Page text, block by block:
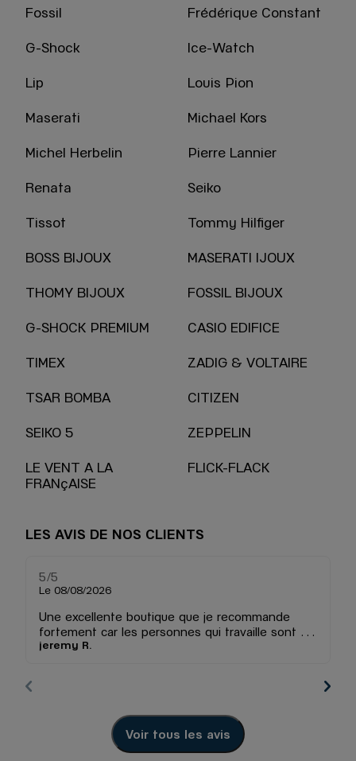
Fossil Frédérique Constant
G-Shock Ice-Watch
Lip Louis Pion
Maserati Michael Kors
Michel Herbelin Pierre Lannier
Renata Seiko
Tissot Tommy Hilfiger
BOSS BIJOUX MASERATI IJOUX
THOMY BIJOUX FOSSIL BIJOUX
G-SHOCK PREMIUM CASIO EDIFICE
TIMEX ZADIG & VOLTAIRE
TSAR BOMBA CITIZEN
SEIKO 5 ZEPPELIN
LE VENT A LA
FRANçAISE
FLICK-FLACK
LES AVIS DE NOS CLIENTS
5/5
Le 08/08/2026
Une excellente boutique que je recommande
fortement car les personnes qui travaille sont de
véritables professionnels d une gentillesse
évolution de vos commandes avec
professionnalisme une réception nickel avec un
emballage parfait enfin c est une boutique où il y
jeremy R.
Voir tous les avis